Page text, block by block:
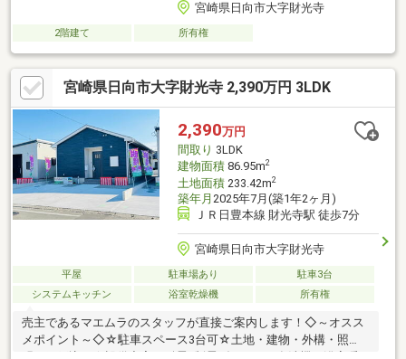
宮崎県日向市大字財光寺
2階建て 所有権
宮崎県日向市大字財光寺 2,390万円 3LDK
2,390万円
間取り 3LDK
建物面積86.95m2
土地面積233.42m2
築年月 2025年7月(築1年2ヶ月)
ＪＲ日豊本線 財光寺駅 徒歩7分
宮崎県日向市大字財光寺
平屋 駐車場あり
駐車3台
システムキッチン
浴室乾燥機 所有権
売主であるマエムラのスタッフが直接ご案内します！◇～オスス
メポイント～◇☆駐車スペース3台可☆土地・建物・外構・照